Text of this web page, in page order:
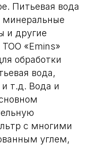
Питьевая вода
минеральные
и другие
«Emins»
обработки
вода,
т.д. Вода и
с многими
углем,